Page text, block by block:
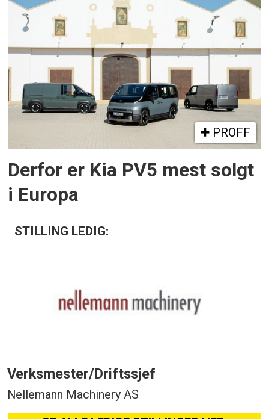
PROFF
Derfor er Kia PV5 mest solgt
i Europa
STILLING LEDIG:
Verksmester/Driftssjef
Nellemann Machinery AS